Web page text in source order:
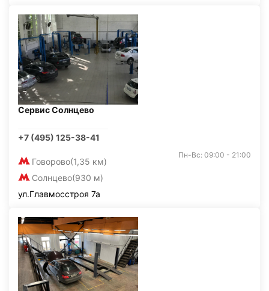
Сервис Солнцево
+7 (495) 125-38-41
Говорово(1,35 км)
Солнцево(930 м)
Пн-Вс: 09:00 - 21:00
ул.Главмосстроя 7а